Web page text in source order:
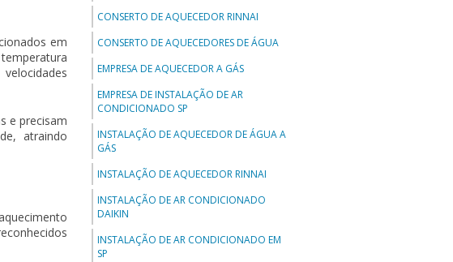
em
e precisam
atraindo
CONSERTO DE AQUECEDOR RINNAI
CONSERTO DE AQUECEDORES DE ÁGUA
EMPRESA DE AQUECEDOR A GÁS
EMPRESA DE INSTALAÇÃO DE AR
CONDICIONADO SP
INSTALAÇÃO DE AQUECEDOR DE ÁGUA A
GÁS
INSTALAÇÃO DE AQUECEDOR RINNAI
INSTALAÇÃO DE AR CONDICIONADO
DAIKIN
INSTALAÇÃO DE AR CONDICIONADO EM
SP